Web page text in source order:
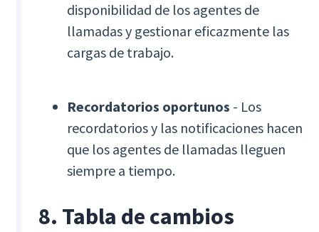
disponibilidad de los agentes de
llamadas y gestionar eficazmente las
cargas de trabajo.
Recordatorios oportunos - Los
recordatorios y las notificaciones hacen
que los agentes de llamadas lleguen
siempre a tiempo.
8. Tabla de cambios